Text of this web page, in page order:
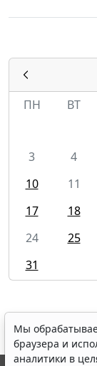
ПН
ВТ
3
4
10
11
17
18
24
25
31
Мы
браузера и
аналитики в